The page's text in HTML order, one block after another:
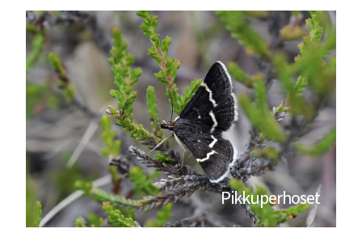
Pikkuperhoset